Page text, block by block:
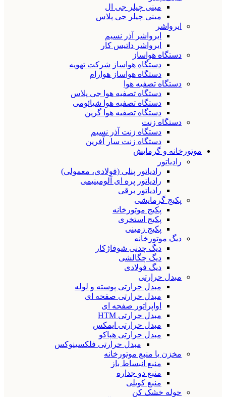
مینی چیلر جی ال
مینی چیلر جی پلاس
ایرواشر
ایرواشر آذر نسیم
ایرواشر داتیس کار
دستگاه هواساز
دستگاه هواساز شرکت تهویه
دستگاه هواساز هوارام
دستگاه تصفیه هوا
دستگاه تصفیه هوا جی پلاس
دستگاه تصفیه هوا شیائومی
دستگاه تصفیه هوا گرین
دستگاه زنت
دستگاه زنت آذر نسیم
دستگاه زنت سار آفرین
موتورخانه و گرمایش
رادیاتور
رادیاتور پنلی (فولادی، معمولی)
رادیاتور پره ای آلومینیمی
رادیاتور برقی
پکیج گرمایشی
پکیج موتورخانه
پکیج استخری
پکیج زمینی
دیگ موتورخانه
دیگ چدنی شوفاژکار
دیگ چگالشی
دیگ فولادی
مبدل حرارتی
مبدل حرارتی پوسته و لوله
مبدل حرارتی صفحه ای
اواپراتور صفحه ای
مبدل حرارتی HTM
مبدل حرارتی ایمکس
مبدل حرارتی هپاکو
مبدل حرارتی فلکسینوکس
مخزن یا منبع موتورخانه
منبع انبساط باز
منبع دو جداره
منبع کویلی
حوله خشک کن